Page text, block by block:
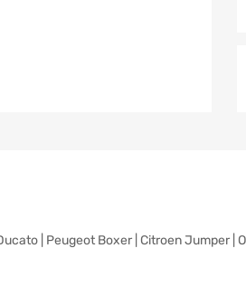
| Peugeot Boxer | Citroen Jumper |